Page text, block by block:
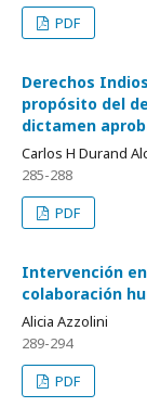
PDF
Derechos
propósito del
dictamen
Carlos H Durand
285-288
PDF
Intervención
colaboración
Alicia Azzolini
289-294
PDF